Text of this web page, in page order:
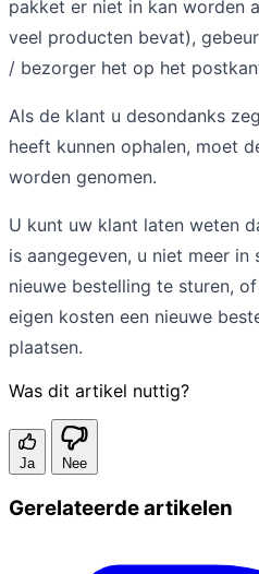
pakket er niet in kan worden
veel producten bevat),
/ bezorger het op het
Als de klant u desondanks
heeft kunnen ophalen, moet
worden genomen.
U kunt uw klant laten weten
is aangegeven, u niet meer
nieuwe bestelling te sturen,
eigen kosten een nieuwe
plaatsen.
Was dit artikel nuttig?
Ja Nee
Gerelateerde artikelen